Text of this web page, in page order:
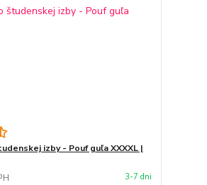
izby - Pouf guľa XXXXL |
3-7 dni